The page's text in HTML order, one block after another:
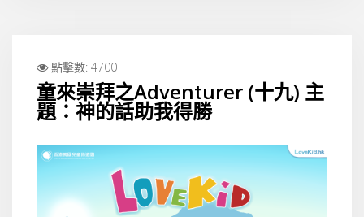
點擊數: 4700
童來崇拜之Adventurer (十九) 主
題：神的話助我得勝